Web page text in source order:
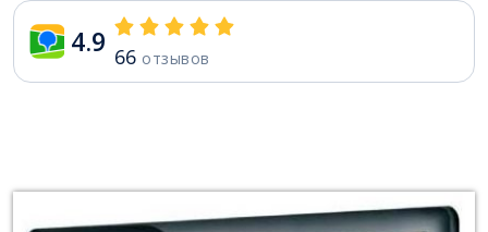
4.9 66 отзывов